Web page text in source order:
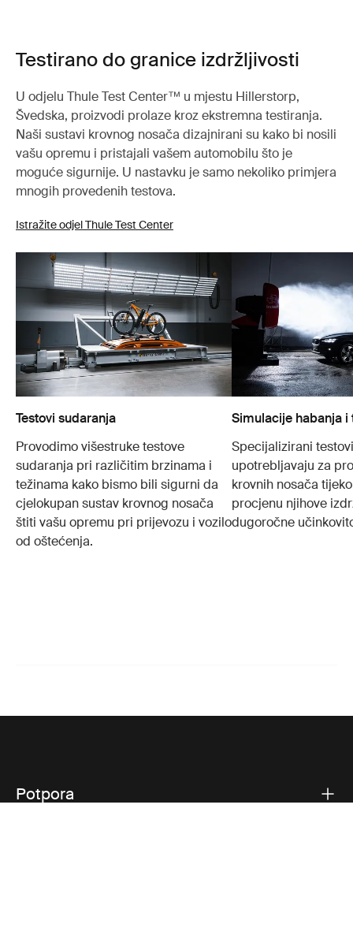
Testirano do granice izdržljivosti
U odjelu Thule Test Center™ u mjestu Hillerstorp,
Švedska, proizvodi prolaze kroz ekstremna testiranja.
Naši sustavi krovnog nosača dizajnirani su kako bi nosili
vašu opremu i pristajali vašem automobilu što je
moguće sigurnije. U nastavku je samo nekoliko primjera
mnogih provedenih testova.
Istražite odjel Thule Test Center
Testovi sudaranja
Provodimo višestruke testove
sudaranja pri različitim brzinama i
težinama kako bismo bili sigurni da
cjelokupan sustav krovnog nosača
štiti vašu opremu pri prijevozu i vozilo
od oštećenja.
Simulacije habanja i
Specijalizirani
upotrebljavaju za
krovnih nosača
procjenu njihove
dugoročne
Potpora